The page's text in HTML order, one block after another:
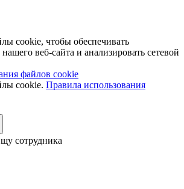
cookie, чтобы обеспечивать
веб-сайта и анализировать сетевой
файлов cookie
cookie. Правила использования
сотрудника